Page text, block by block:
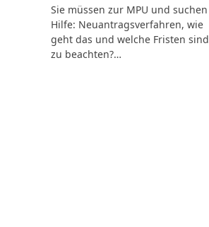
Sie müssen zur MPU und suchen
Hilfe: Neuantragsverfahren, wie
geht das und welche Fristen sind
zu beachten?…